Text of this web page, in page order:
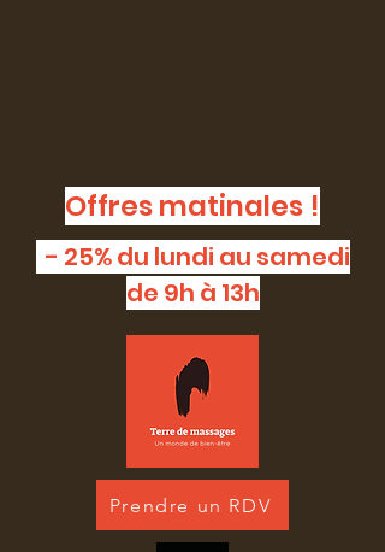
Offres matinales !
- 25% du lundi au samedi
de 9h à 13h
Prendre un RDV